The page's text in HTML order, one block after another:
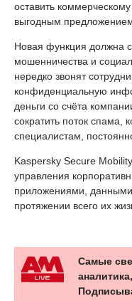
оставить
выгодным предложением
Новая функция должна
мошенничества и
нередко звонят
конфиденциальную
деньги со счёта
сократить поток спама,
специалистам,
Kaspersky Secure
управления
приложениями,
протяжении всего их
Самые